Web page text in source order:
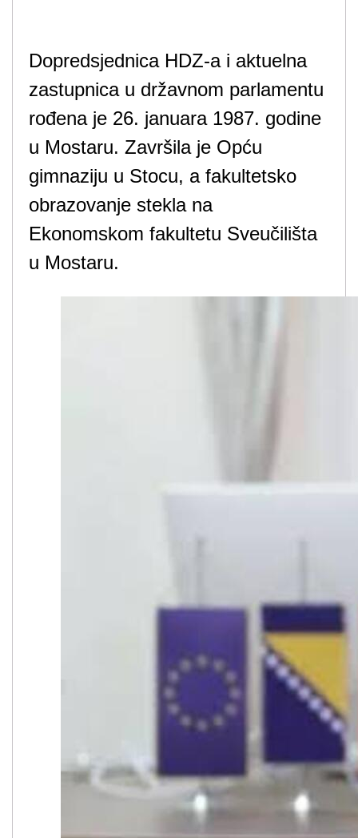
Dopredsjednica HDZ-a i aktuelna
zastupnica u državnom parlamentu
rođena je 26. januara 1987. godine
u Mostaru. Završila je Opću
gimnaziju u Stocu, a fakultetsko
obrazovanje stekla na
Ekonomskom fakultetu Sveučilišta
u Mostaru.